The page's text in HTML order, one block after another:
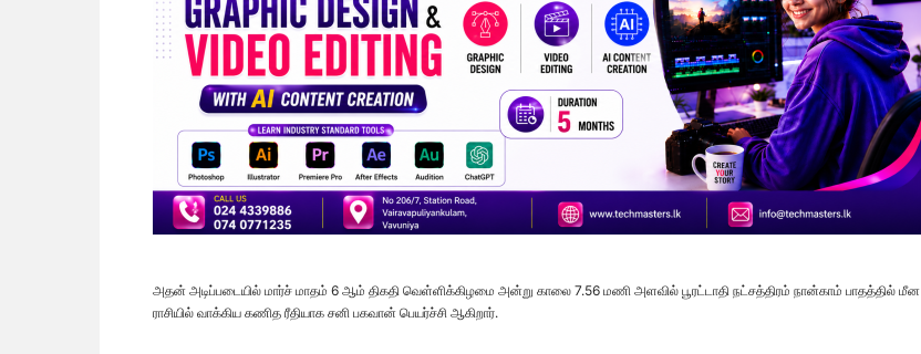
அதன் அடிப்படையில் மார்ச் மாதம் 6 ஆம் திகதி வெள்ளிக்கிழமை அன்று காலை 7.56 மணி அளவில் பூரட்டாதி நட்சத்திரம் நான்காம் பாதத்தில் மீன
ராசியில் வாக்கிய கணித ரீதியாக சனி பகவான் பெயர்ச்சி ஆகிறார்.